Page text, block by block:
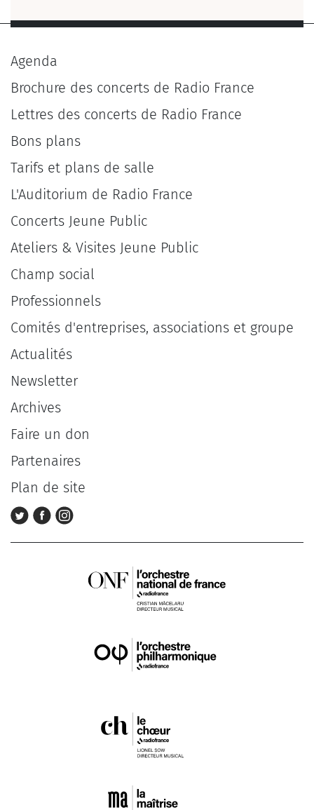
Agenda
Brochure des concerts de Radio France
Lettres des concerts de Radio France
Bons plans
Tarifs et plans de salle
L'Auditorium de Radio France
Concerts Jeune Public
Ateliers & Visites Jeune Public
Champ social
Professionnels
Comités d'entreprises, associations et groupe
Actualités
Newsletter
Archives
Faire un don
Partenaires
Plan de site